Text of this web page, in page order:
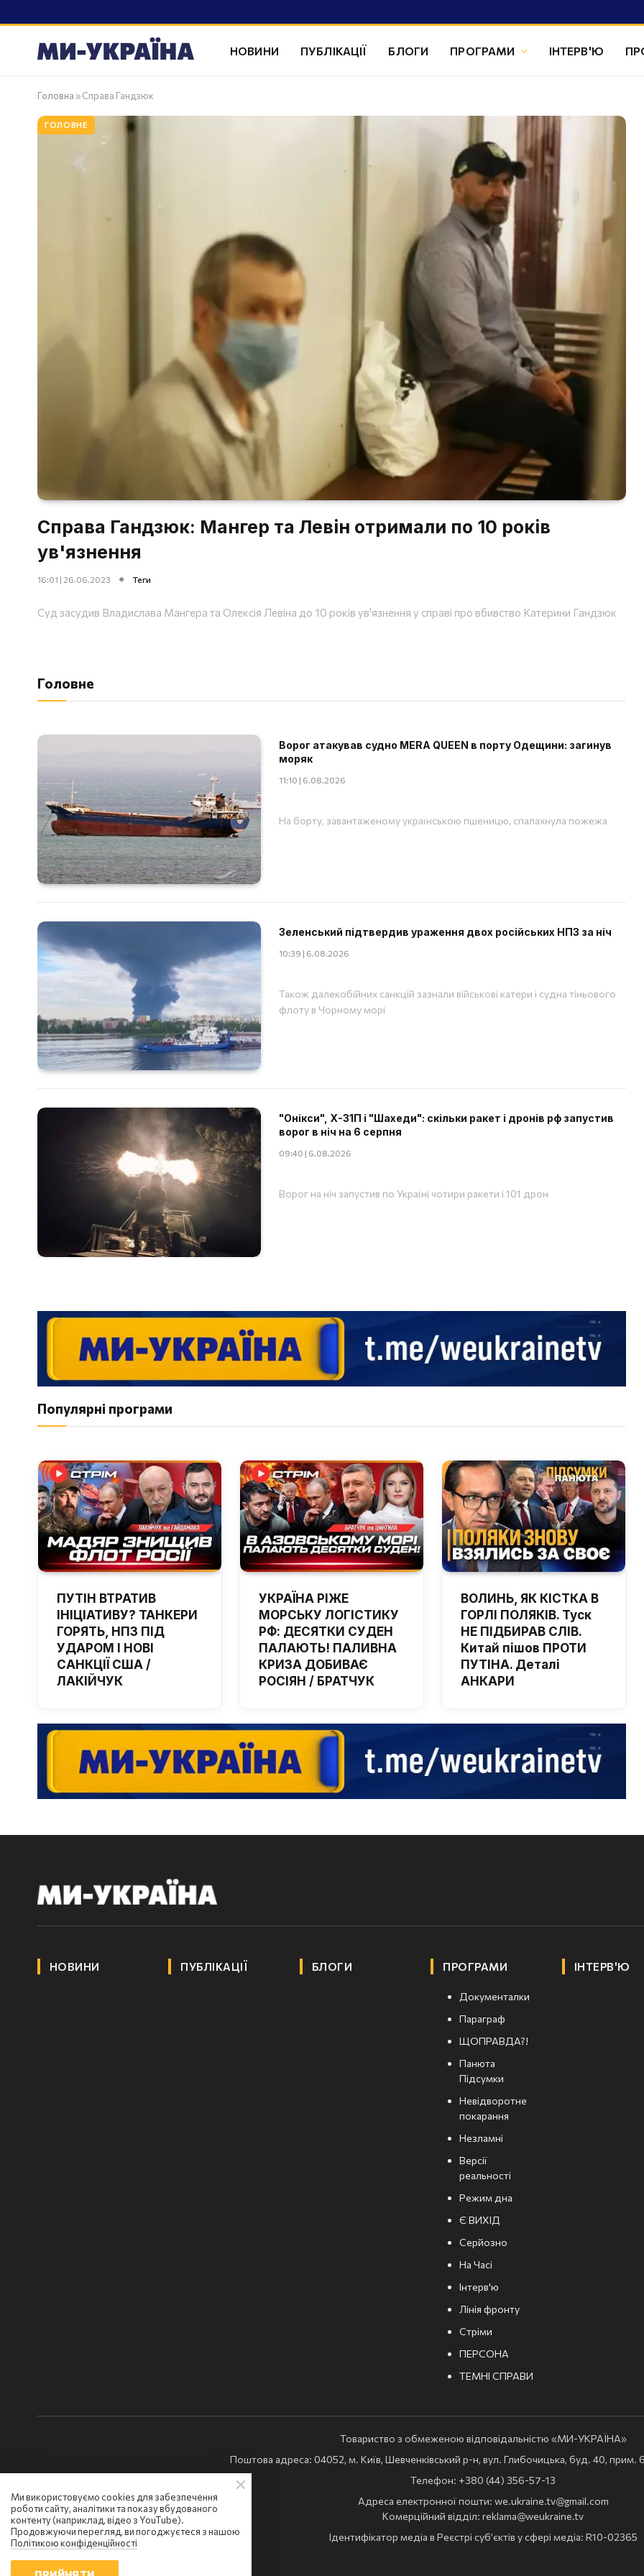
НОВИНИ ПУБЛІКАЦІЇ БЛОГИ ПРОГРАМИ ІНТЕРВ'Ю
Головна »Справа Гандзюк
ГОЛОВНЕ
Справа Гандзюк: Мангер та Левін отримали по 10 років
ув'язнення
16:01 | 26.06.2023 Теги
Суд засудив Владислава Мангера та Олексія Левіна до 10 років ув'язнення у справі про вбивство Катерини Гандзюк
Головне
Ворог атакував судно MERA QUEEN в порту Одещини: загинув
моряк
11:10 | 6.08.2026
На борту, завантаженому українською пшеницю, спалахнула пожежа
Зеленський підтвердив ураження двох російських НПЗ за ніч
10:39 | 6.08.2026
Також далекобійних санкцій зазнали військові катери і судна тіньового
флоту в Чорному морі
"Онікси", Х-31П і "Шахеди": скільки ракет і дронів рф запустив
ворог в ніч на 6 серпня
09:40 | 6.08.2026
Ворог на ніч запустив по Україні чотири ракети і 101 дрон
Популярні програми
ПУТІН ВТРАТИВ
ІНІЦІАТИВУ? ТАНКЕРИ
ГОРЯТЬ, НПЗ ПІД
УДАРОМ І НОВІ
САНКЦІЇ США /
ЛАКІЙЧУК
УКРАЇНА РІЖЕ
МОРСЬКУ ЛОГІСТИКУ
РФ: ДЕСЯТКИ СУДЕН
ПАЛАЮТЬ! ПАЛИВНА
КРИЗА ДОБИВАЄ
РОСІЯН / БРАТЧУК
ВОЛИНЬ, ЯК КІСТКА В
ГОРЛІ ПОЛЯКІВ. Туск
НЕ ПІДБИРАВ СЛІВ.
Китай пішов ПРОТИ
ПУТІНА. Деталі
АНКАРИ
НОВИНИ ПУБЛІКАЦІЇ БЛОГИ ПРОГРАМИ
Документалки
Параграф
ЩОПРАВДА?!
Панюта
Підсумки
Невідворотне
покарання
Незламні
Версії
реальності
Режим дна
Є ВИХІД
Серйозно
На Часі
Інтерв'ю
Лінія фронту
Стріми
ПЕРСОНА
ТЕМНІ СПРАВИ
ІНТЕРВ'Ю
Товариство з обмеженою відповідальністю «МИ-УКРАЇНА»
Поштова адреса: 04052, м. Київ, Шевченківський р-н, вул. Глибочицька, буд. 40, прим.
Телефон: +380 (44) 356-57-13
Адреса електронної пошти: we.ukraine.tv@gmail.com
Комерційний відділ: reklama@weukraine.tv
Ідентифікатор медіа в Реєстрі суб’єктів у сфері медіа: R10-02365
Всі права захищені: © Ми Україна
Ми використовуємо cookies для забезпечення
роботи сайту, аналітики та показу вбудованого
контенту (наприклад, відео з YouTube).
Продовжуючи перегляд, ви погоджуєтеся з нашою
Політикою конфіденційності